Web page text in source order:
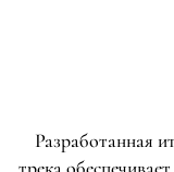
Разработанная